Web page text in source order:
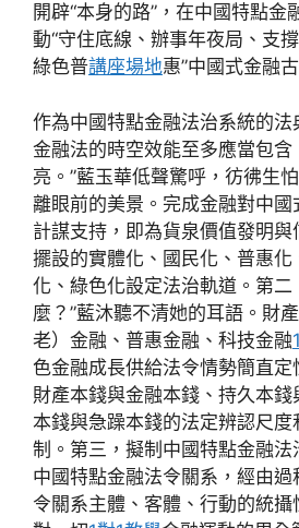
開辟“本身的路”，在中國特點金
動“守住底線、辦事年夜局、支
綠色普講座場地惠”中國式金融
作為中國特點金融法治系統的
金融法的時空效能至多應當包含
亮。”藍玉華低聲驚呼，彷彿生
離眼前的美景。完成金融對中國
計謀支持，即為貨泉價值發明
擺設的實體化、國民化、普惠化
化、綠色化設定法治軌道。第二
麼？”藍沐聽不清她的耳語。財
老）金融、普惠金融、科技金融
色金融成長供給法令情勢簡直
財產本錢與金融本錢、持久本
本錢與急躁本錢的法定辨認尺度
制。第三，擬制中國特點金融法
中國特點金融法令關系，經由
令關系主體、客體、行動的統